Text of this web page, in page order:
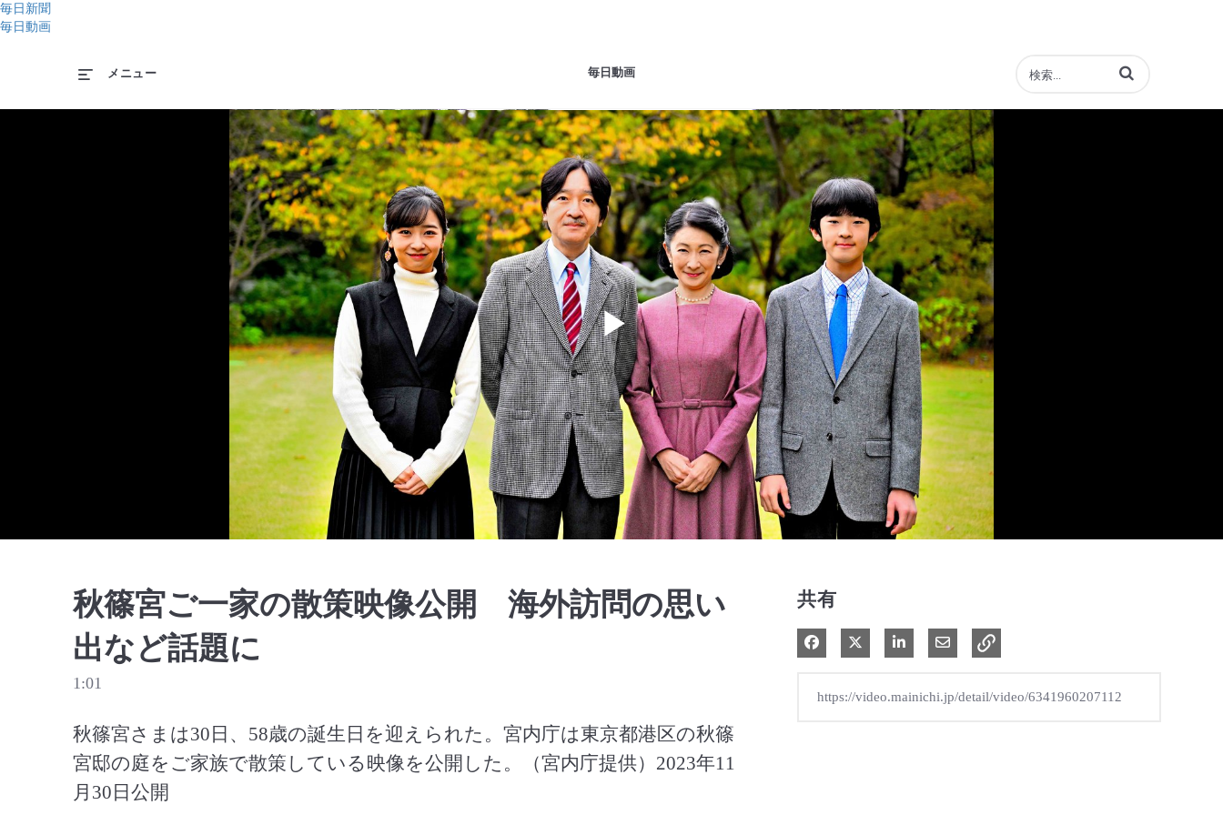
毎日新聞
毎日動画
毎日動画
メニュー 動画の検索語句を入力
Play
Video
秋篠宮ご一家の散策映像公開 海外訪問の思い
出など話題に
1:01
秋篠宮さまは30日、58歳の誕生日を迎えられた。宮内庁は東京都港区の秋篠
宮邸の庭をご家族で散策している映像を公開した。（宮内庁提供）2023年11
月30日公開
共有
Facebook で共有
Xで共有する
LinkedIn で共有電子メールで共有